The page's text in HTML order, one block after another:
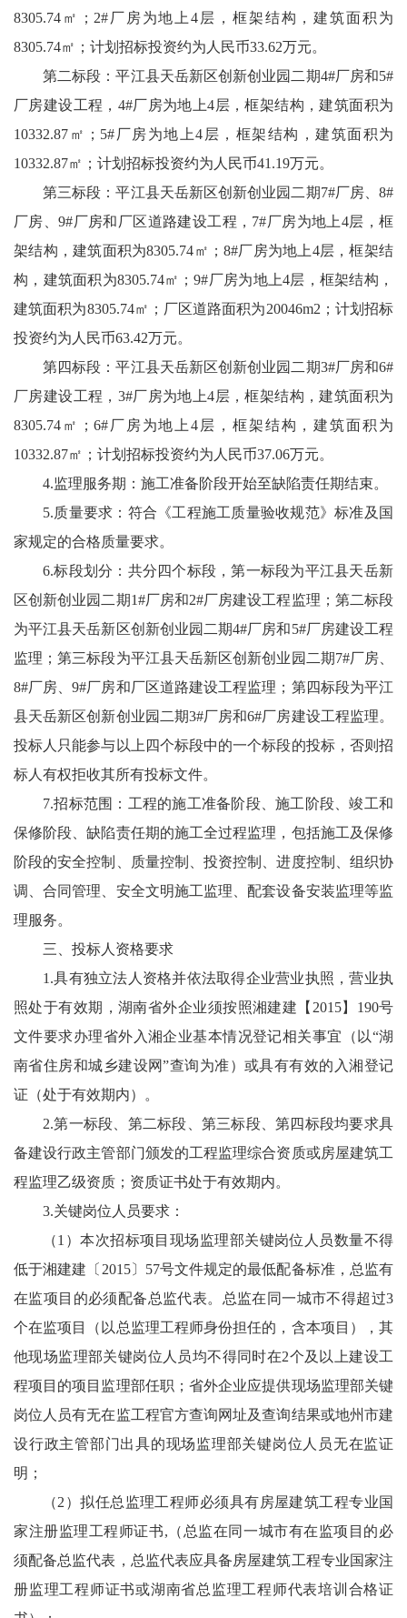
8305.74㎡；2#厂房为地上4层，框架结构，建筑面积为
8305.74㎡；计划招标投资约为人民币33.62万元。
第二标段：平江县天岳新区创新创业园二期4#厂房和5#
厂房建设工程，4#厂房为地上4层，框架结构，建筑面积为
10332.87㎡；5#厂房为地上4层，框架结构，建筑面积为
10332.87㎡；计划招标投资约为人民币41.19万元。
第三标段：平江县天岳新区创新创业园二期7#厂房、8#
厂房、9#厂房和厂区道路建设工程，7#厂房为地上4层，框
架结构，建筑面积为8305.74㎡；8#厂房为地上4层，框架结
构，建筑面积为8305.74㎡；9#厂房为地上4层，框架结构，
建筑面积为8305.74㎡；厂区道路面积为20046m2；计划招标
投资约为人民币63.42万元。
第四标段：平江县天岳新区创新创业园二期3#厂房和6#
厂房建设工程，3#厂房为地上4层，框架结构，建筑面积为
8305.74㎡；6#厂房为地上4层，框架结构，建筑面积为
10332.87㎡；计划招标投资约为人民币37.06万元。
4.监理服务期：施工准备阶段开始至缺陷责任期结束。
5.质量要求：符合《工程施工质量验收规范》标准及国
家规定的合格质量要求。
6.标段划分：共分四个标段，第一标段为平江县天岳新
区创新创业园二期1#厂房和2#厂房建设工程监理；第二标段
为平江县天岳新区创新创业园二期4#厂房和5#厂房建设工程
监理；第三标段为平江县天岳新区创新创业园二期7#厂房、
8#厂房、9#厂房和厂区道路建设工程监理；第四标段为平江
县天岳新区创新创业园二期3#厂房和6#厂房建设工程监理。
投标人只能参与以上四个标段中的一个标段的投标，否则招
标人有权拒收其所有投标文件。
7.招标范围：工程的施工准备阶段、施工阶段、竣工和
保修阶段、缺陷责任期的施工全过程监理，包括施工及保修
阶段的安全控制、质量控制、投资控制、进度控制、组织协
调、合同管理、安全文明施工监理、配套设备安装监理等监
理服务。
三、投标人资格要求
1.具有独立法人资格并依法取得企业营业执照，营业执
照处于有效期，湖南省外企业须按照湘建建【2015】190号
文件要求办理省外入湘企业基本情况登记相关事宜（以“湖
南省住房和城乡建设网”查询为准）或具有有效的入湘登记
证（处于有效期内）。
2.第一标段、第二标段、第三标段、第四标段均要求具
备建设行政主管部门颁发的工程监理综合资质或房屋建筑工
程监理乙级资质；资质证书处于有效期内。
3.关键岗位人员要求：
（1）本次招标项目现场监理部关键岗位人员数量不得
低于湘建建〔2015〕57号文件规定的最低配备标准，总监有
在监项目的必须配备总监代表。总监在同一城市不得超过3
个在监项目（以总监理工程师身份担任的，含本项目），其
他现场监理部关键岗位人员均不得同时在2个及以上建设工
程项目的项目监理部任职；省外企业应提供现场监理部关键
岗位人员有无在监工程官方查询网址及查询结果或地州市建
设行政主管部门出具的现场监理部关键岗位人员无在监证
明；
（2）拟任总监理工程师必须具有房屋建筑工程专业国
家注册监理工程师证书,（总监在同一城市有在监项目的必
须配备总监代表，总监代表应具备房屋建筑工程专业国家注
册监理工程师证书或湖南省总监理工程师代表培训合格证